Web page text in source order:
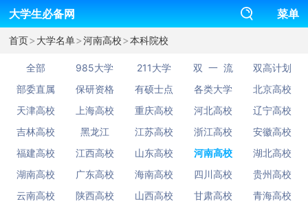
大学生必备网 菜单
首页>大学名单>河南高校>本科院校
全部 985大学 211大学 双 一 流
双高计划
部委直属
保研资格 有硕士点 各类大学
北京高校
天津高校
上海高校 重庆高校 河北高校
辽宁高校
吉林高校
黑龙江 江苏高校 浙江高校
安徽高校
福建高校
江西高校 山东高校 河南高校
湖北高校
湖南高校
广东高校 海南高校 四川高校
贵州高校
云南高校
陕西高校 山西高校 甘肃高校
青海高校